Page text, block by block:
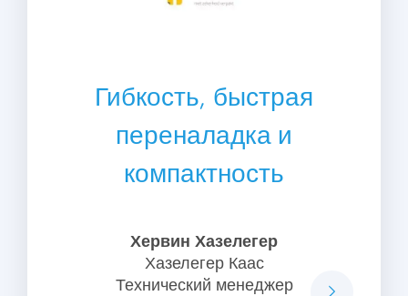
Гибкость, быстрая
переналадка и
компактность
Хервин Хазелегер
Хазелегер Каас
Технический менеджер